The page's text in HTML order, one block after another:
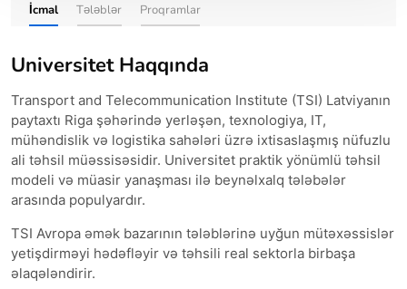
İcmal Tələblər Proqramlar
Universitet Haqqında
Transport and Telecommunication Institute (TSI) Latviyanın
paytaxtı Riga şəhərində yerləşən, texnologiya, IT,
mühəndislik və logistika sahələri üzrə ixtisaslaşmış nüfuzlu
ali təhsil müəssisəsidir. Universitet praktik yönümlü təhsil
modeli və müasir yanaşması ilə beynəlxalq tələbələr
arasında populyardır.
TSI Avropa əmək bazarının tələblərinə uyğun mütəxəssislər
yetişdirməyi hədəfləyir və təhsili real sektorla birbaşa
əlaqələndirir.